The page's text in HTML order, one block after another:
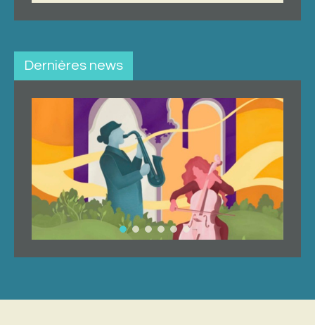
Dernières news